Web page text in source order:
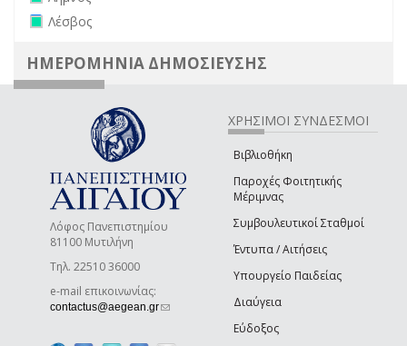
Remove Λέσβος filter
Λέσβος
ΗΜΕΡΟΜΗΝΙΑ ΔΗΜΟΣΙΕΥΣΗΣ
Λόφος Πανεπιστημίου
81100 Μυτιλήνη
Τηλ. 22510 36000
e-mail επικοινωνίας:
contactus@aegean.gr(link sends e-mail)
ΧΡΗΣΙΜΟΙ ΣΥΝΔΕΣΜΟΙ
Βιβλιοθήκη
Παροχές Φοιτητικής
Μέριμνας
Συμβουλευτικοί Σταθμοί
Έντυπα / Αιτήσεις
Υπουργείο Παιδείας
Διαύγεια
Εύδοξος